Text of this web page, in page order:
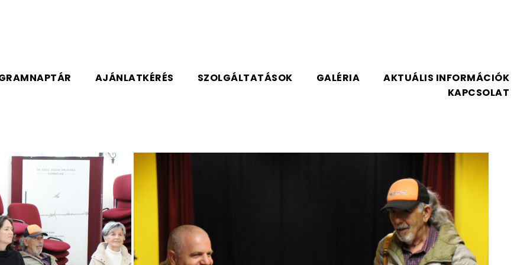
AJÁNLATKÉRÉS SZOLGÁLTATÁSOK GALÉRIA
AKTUÁLIS INFORMÁCIÓK
KAPCSOLAT